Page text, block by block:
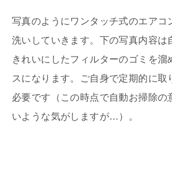
写真のようにワンタッチ式のエアコ
洗いしていきます。下の写真内容は
きれいにしたフィルターのゴミを溜
スになります。ご自身で定期的に取
必要です（この時点で自動お掃除の
いような気がしますが…）。